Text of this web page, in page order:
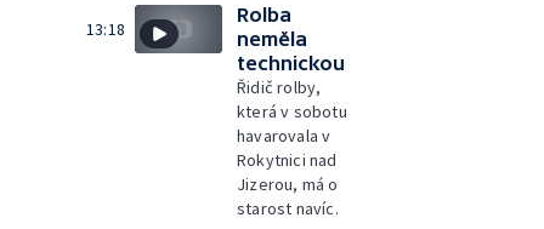
13:18
Rolba
neměla
technickou
Řidič rolby,
která v sobotu
havarovala v
Rokytnici nad
Jizerou, má o
starost navíc.